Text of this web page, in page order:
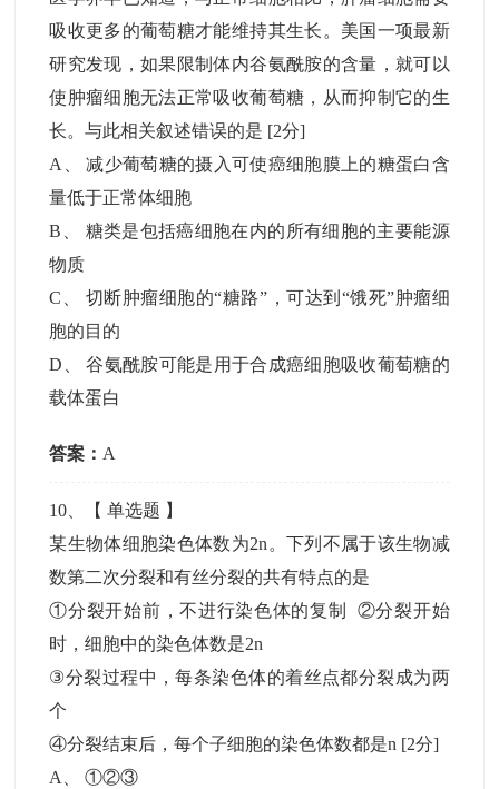
吸收更多的葡萄糖才能维持其生长。美国一项最新
研究发现，如果限制体内谷氨酰胺的含量，就可以
使肿瘤细胞无法正常吸收葡萄糖，从而抑制它的生
长。与此相关叙述错误的是 [2分]
A
、减少葡萄糖的摄入可使癌细胞膜上的糖蛋白含
量低于正常体细胞
B
糖类是包括癌细胞在内的所有细胞的主要能源
物质
C
切断肿瘤细胞的“糖路”，可达到“饿死”肿瘤细
胞的目的
D 、谷氨酰胺可能是用于合成癌细胞吸收葡萄糖的
载体蛋白
答案： A
10 、【单选题 】
某生物体细胞染色体数为2n。下列不属于该生物减
数第二次分裂和有丝分裂的共有特点的是
①分裂开始前，不进行染色体的复制 ②分裂开始
时，细胞中的染色体数是2n
③分裂过程中，每条染色体的着丝点都分裂成为两
个
④分裂结束后，每个子细胞的染色体数都是n [2分]
A
、①②③